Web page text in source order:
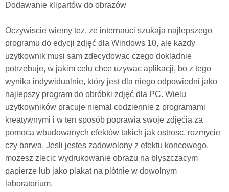
Dodawanie klipartów do obrazów
Oczywiscie wiemy tez, ze internauci szukaja najlepszego
programu do edycji zdjęć dla Windows 10, ale kazdy
uzytkownik musi sam zdecydowac czego dokladnie
potrzebuje, w jakim celu chce uzywac aplikacji, bo z tego
wynika indywidualnie, który jest dla niego odpowiedni jako
najlepszy program do obróbki zdjęć dla PC. Wielu
uzytkowników pracuje niemal codziennie z programami
kreatywnymi i w ten sposób poprawia swoje zdjęćia za
pomoca wbudowanych efektów takich jak ostrosc, rozmycie
czy barwa. Jesli jestes zadowolony z efektu koncowego,
mozesz zlecic wydrukowanie obrazu na blyszczacym
papierze lub jako plakat na plótnie w dowolnym
laboratorium.